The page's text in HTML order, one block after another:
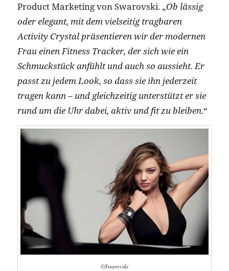
Product Marketing von Swarovski. „Ob lässig
oder elegant, mit dem vielseitig tragbaren
Activity Crystal präsentieren wir der modernen
Frau einen Fitness Tracker, der sich wie ein
Schmuckstück anfühlt und auch so aussieht. Er
passt zu jedem Look, so dass sie ihn jederzeit
tragen kann – und gleichzeitig unterstützt er sie
rund um die Uhr dabei, aktiv und fit zu bleiben.“
©Swarovski